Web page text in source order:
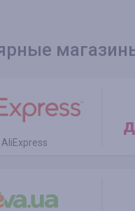
AliExpress